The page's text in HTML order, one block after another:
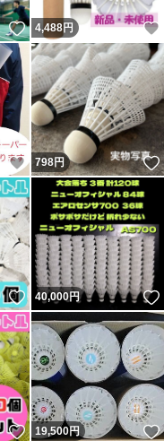
いいね！
4,488円
いいね！
798円
いいね！
40,000円
いいね！
19,500円